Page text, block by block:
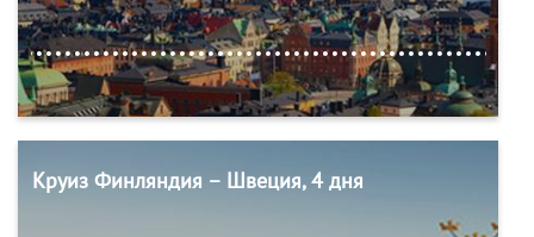
Круиз Финляндия – Швеция, 4 дня